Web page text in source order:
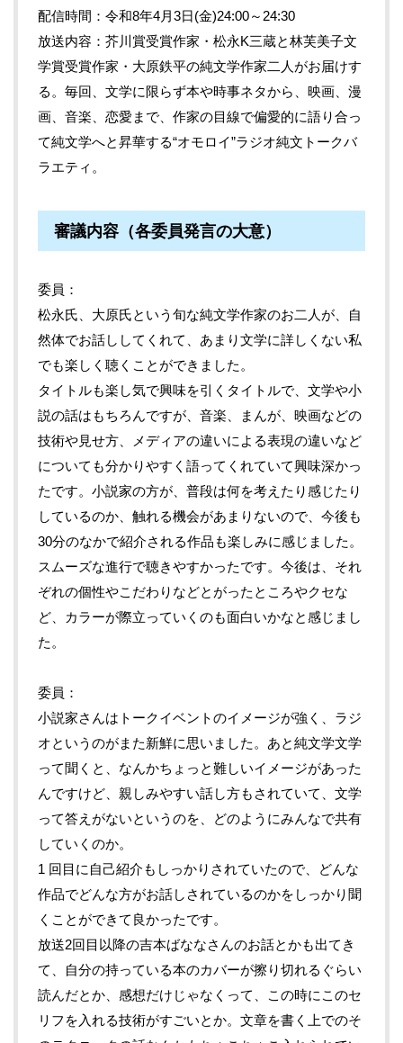
配信時間：令和8年4月3日(金)24:00～24:30
放送内容：芥川賞受賞作家・松永K三蔵と林芙美子文
学賞受賞作家・大原鉄平の純文学作家二人がお届けす
る。毎回、文学に限らず本や時事ネタから、映画、漫
画、音楽、恋愛まで、作家の目線で偏愛的に語り合っ
て純文学へと昇華する“オモロイ”ラジオ純文トークバ
ラエティ。
審議内容（各委員発言の大意）
委員
松永氏、大原氏という旬な純文学作家のお二人が、自
然体でお話ししてくれて、あまり文学に詳しくない私
でも楽しく聴くことができました。
タイトルも楽し気で興味を引くタイトルで、文学や小
説の話はもちろんですが、音楽、まんが、映画などの
技術や見せ方、メディアの違いによる表現の違いなど
についても分かりやすく語ってくれていて興味深かっ
たです。小説家の方が、普段は何を考えたり感じたり
しているのか、触れる機会があまりないので、今後も
30分のなかで紹介される作品も楽しみに感じました。
スムーズな進行で聴きやすかったです。今後は、それ
ぞれの個性やこだわりなどとがったところやクセな
ど、カラーが際立っていくのも面白いかなと感じまし
た。
委員
小説家さんはトークイベントのイメージが強く、ラジ
オというのがまた新鮮に思いました。あと純文学文学
って聞くと、なんかちょっと難しいイメージがあった
んですけど、親しみやすい話し方もされていて、文学
って答えがないというのを、どのようにみんなで共有
していくのか。
1 回目に自己紹介もしっかりされていたので、どんな
作品でどんな方がお話しされているのかをしっかり聞
くことができて良かったです。
放送2回目以降の吉本ばななさんのお話とかも出てき
て、自分の持っている本のカバーが擦り切れるぐらい
読んだとか、感想だけじゃなくって、この時にこのセ
リフを入れる技術がすごいとか。文章を書く上でのそ